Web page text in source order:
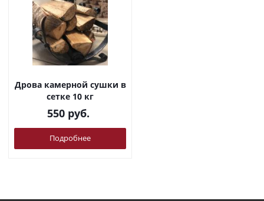
Дрова камерной сушки в
сетке 10 кг
550руб.
Подробнее